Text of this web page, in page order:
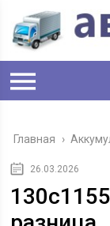
Главная ›
26.03.2026